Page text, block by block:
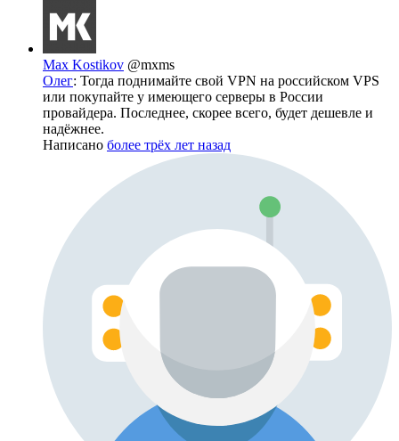
Max Kostikov @mxms
Олег: Тогда поднимайте свой VPN на российском VPS
или покупайте у имеющего серверы в России
провайдера. Последнее, скорее всего, будет дешевле и
надёжнее.
Написано более трёх лет назад